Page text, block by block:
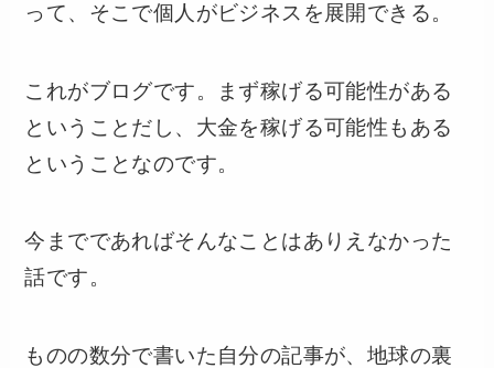
って、そこで個人がビジネスを展開できる。
これがブログです。まず稼げる可能性がある
ということだし、大金を稼げる可能性もある
ということなのです。
今までであればそんなことはありえなかった
話です。
ものの数分で書いた自分の記事が、地球の裏